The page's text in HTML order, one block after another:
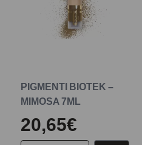
PIGMENTI BIOTEK –
MIMOSA 7ML
20,65€